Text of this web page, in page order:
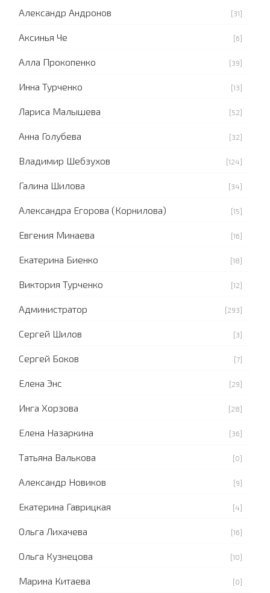
Александр Андронов [31]
Аксинья Че [6]
Алла Прокопенко [39]
Инна Турченко [13]
Лариса Малышева [52]
Анна Голубева [32]
Владимир Шебзухов [124]
Галина Шилова [34]
Александра Егорова (Корнилова) [15]
Евгения Минаева [16]
Екатерина Биенко [18]
Виктория Турченко [12]
Администратор [293]
Сергей Шилов [3]
Сергей Боков [7]
Елена Энс [29]
Инга Хорзова [28]
Елена Назаркина [36]
Татьяна Валькова [0]
Александр Новиков [9]
Екатерина Гаврицкая [4]
Ольга Лихачева [16]
Ольга Кузнецова [10]
Марина Китаева [0]